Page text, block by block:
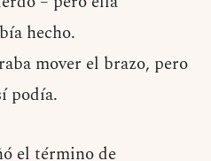
hecho.
mover el brazo, pero
podía.
el término de